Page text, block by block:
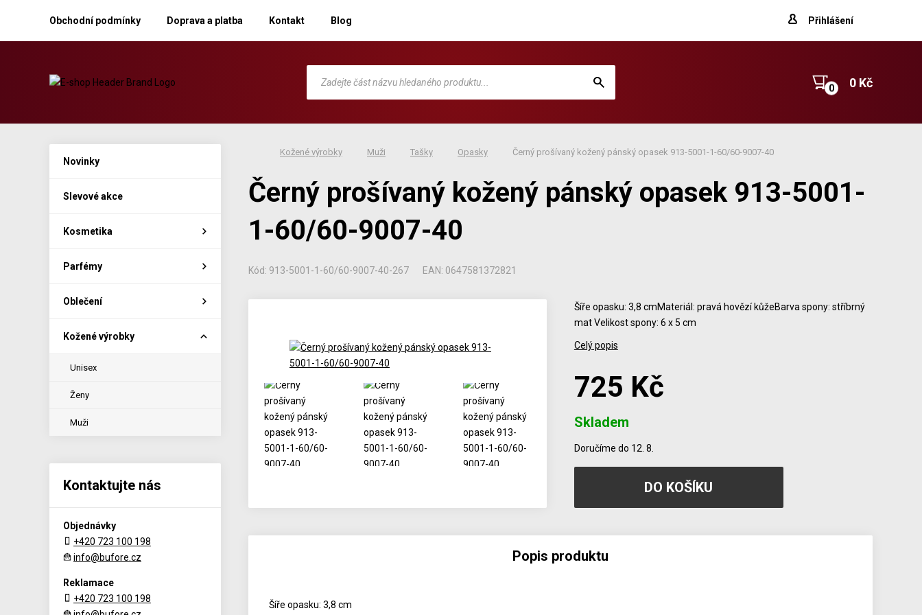
Obchodní podmínky Doprava a platba Kontakt Blog Přihlášení
0 Kč
Kožené výrobky Muži Tašky Opasky Černý prošívaný kožený pánský opasek 913-5001-1-60/60-9007-40
Černý prošívaný kožený pánský opasek 913-5001-
1-60/60-9007-40
Kód: 913-5001-1-60/60-9007-40-267 EAN: 0647581372821
Šíře opasku: 3,8 cmMateriál: pravá hovězí kůžeBarva spony: stříbrný
mat Velikost spony: 6 x 5 cm
Celý popis
725 Kč
Skladem
Doručíme do 12. 8.
Popis produktu
Šíře opasku: 3,8 cm
Novinky
Slevové akce
Kosmetika
Parfémy
Oblečení
Kožené výrobky
Unisex
Ženy
Muži
Kontaktujte nás
Objednávky
+420 723 100 198
info@bufore.cz
Reklamace
+420 723 100 198